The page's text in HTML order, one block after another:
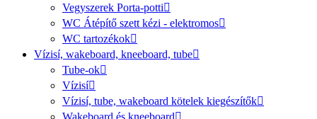
Vegyszerek Porta-potti
WC Átépítő szett kézi - elektromos
WC tartozékok
Vízisí, wakeboard, kneeboard, tube
Tube-ok
Vízisí
Vízisí, tube, wakeboard kötelek kiegészítők
Wakeboard és kneeboard